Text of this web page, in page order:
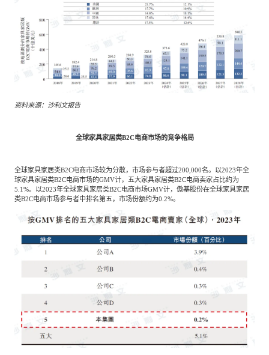
资料来源：沙利文报告
全球家具家居类B2C电商市场的竞争格局
全球家具家居类B2C电商市场较为分散，市场参与者超过200,000名。以2023年全
球家具家居类B2C电商市场的GMV计，五大家具家居类B2C电商卖家占比约为
5.1%。以2023年全球家具家居类B2C电商市场GMV计，傲基股份在全球家具家居
类B2C电商市场参与者中排名第五，市场份额约为0.2%。